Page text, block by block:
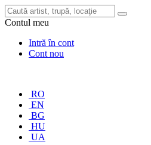
Contul meu
Intră în cont
Cont nou
RO
EN
BG
HU
UA